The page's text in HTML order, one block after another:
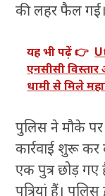
की लहर फैल गई।
यह भी पढ़ें 👉
एनसीसी
धामी से मिले
पुलिस ने मौके पर
कार्रवाई शुरू
एक पुत्र छोड़ गए
पुत्रियां हैं।